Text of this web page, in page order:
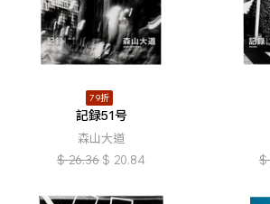
79折
記録51号
森山大道
$ 26.36 $ 20.84
$